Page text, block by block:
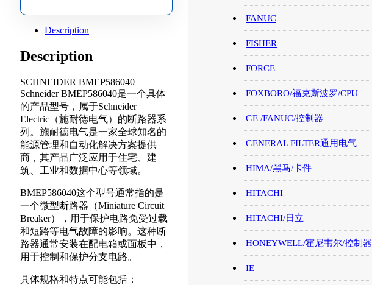
Description
Description
SCHNEIDER BMEP586040
Schneider BMEP586040是一个具体
的产品型号，属于Schneider
Electric（施耐德电气）的断路器系
列。施耐德电气是一家全球知名的
能源管理和自动化解决方案提供
商，其产品广泛应用于住宅、建
筑、工业和数据中心等领域。
BMEP586040这个型号通常指的是
一个微型断路器（Miniature Circuit
Breaker），用于保护电路免受过载
和短路等电气故障的影响。这种断
路器通常安装在配电箱或面板中，
用于控制和保护分支电路。
具体规格和特点可能包括：
FANUC
FISHER
FORCE
FOXBORO/福克斯波罗/CPU
GE /FANUC/控制器
GENERAL FILTER通用电气
HIMA/黑马/卡件
HITACHI
HITACHI/日立
HONEYWELL/霍尼韦尔/控制器
IE